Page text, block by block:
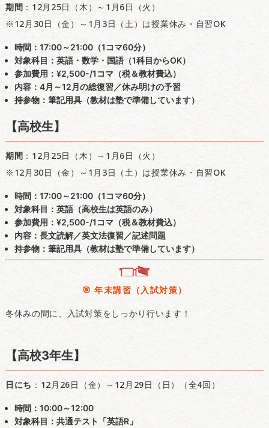
期間 ：12月25日（木）～1月6日（火）
※12月30日（金）～1月3日（土）は授業休み・自習OK
時間：17:00～21:00（1コマ60分）
対象科目 ：英語・数学・国語（1科目からOK）
参加費用 ：¥2,500-/1コマ（税＆教材費込）
内容：4月～12月の総復習／休み明けの予習
持参物：筆記用具（教材は塾で準備しています）
【高校生】
期間 ：12月25日（木）～1月6日（火）
※12月30日（金）～1月3日（土）は授業休み・自習OK
時間：17:00～21:00（1コマ60分）
対象科目 ：英語（高校生は英語のみ）
参加費用 ：¥2,500-/1コマ（税＆教材費込）
内容：長文読解／英文法復習／記述問題
持参物：筆記用具（教材は塾で準備しています）
🎯 年末講習（入試対策）
冬休みの間に、入試対策をしっかり行います！
【高校3年生】
日にち ：12月26日（金）～12月29日（日）（全4回）
時間：10:00～12:00
対象科目 ：共通テスト「英語R」